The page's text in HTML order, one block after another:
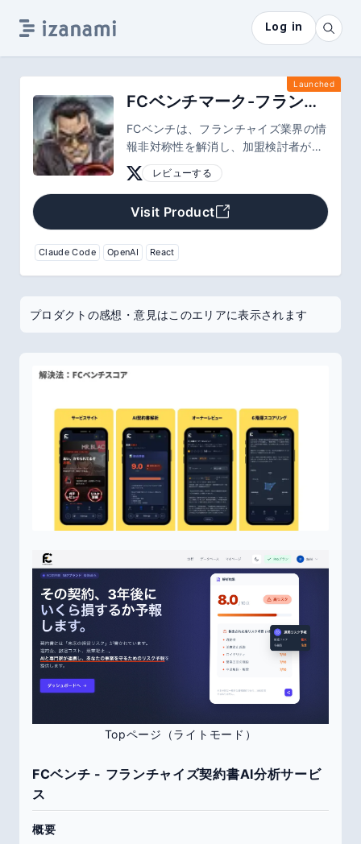
Log in
Launched
FCベンチマーク-フランチャイズの口コミサイト
FCベンチは、フランチャイズ業界の情
報非対称性を解消し、加盟検討者が正
しい判断をできる社会を作ることを目
指しています。機能として、AIでの契
約書解析、契約書所持者のみが書ける
オーナーレビュー、レビューへの反論
権、加盟者の実データベースのスコア
リングサイト
レビューする
Visit Product
Claude Code OpenAI React
プロダクトの感想・意見はこのエリアに表示されます
Topページ（ライトモード）
FCベンチ - フランチャイズ契約書AI分析サービ
ス
概要